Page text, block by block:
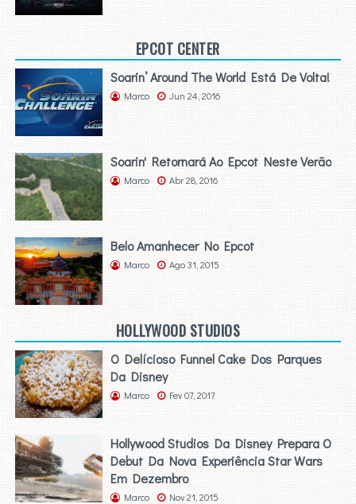
EPCOT CENTER
Soarin’ Around The World Está De Volta!
Marco Jun 24, 2016
Soarin' Retornará Ao Epcot Neste Verão
Marco Abr 28, 2016
Belo Amanhecer No Epcot
Marco Ago 31, 2015
HOLLYWOOD STUDIOS
O Delícioso Funnel Cake Dos Parques
Da Disney
Marco Fev 07, 2017
Hollywood Studios Da Disney Prepara O
Debut Da Nova Experiência Star Wars
Em Dezembro
Marco Nov 21, 2015